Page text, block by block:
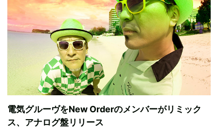
電気グルーヴをNew Orderのメンバーがリミック
ス、アナログ盤リリース